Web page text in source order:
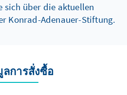
sich über die aktuellen
Konrad-Adenauer-Stiftung.
การสั่งซื้อ